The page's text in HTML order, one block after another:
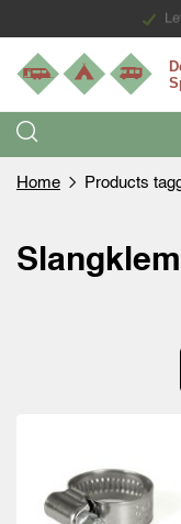
Home Products